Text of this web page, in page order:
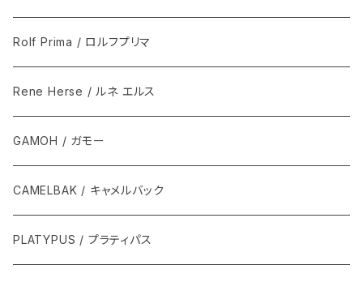
Rolf Prima / ロルフプリマ
Rene Herse / ルネ エルス
GAMOH / ガモー
CAMELBAK / キャメルバック
PLATYPUS / プラティパス